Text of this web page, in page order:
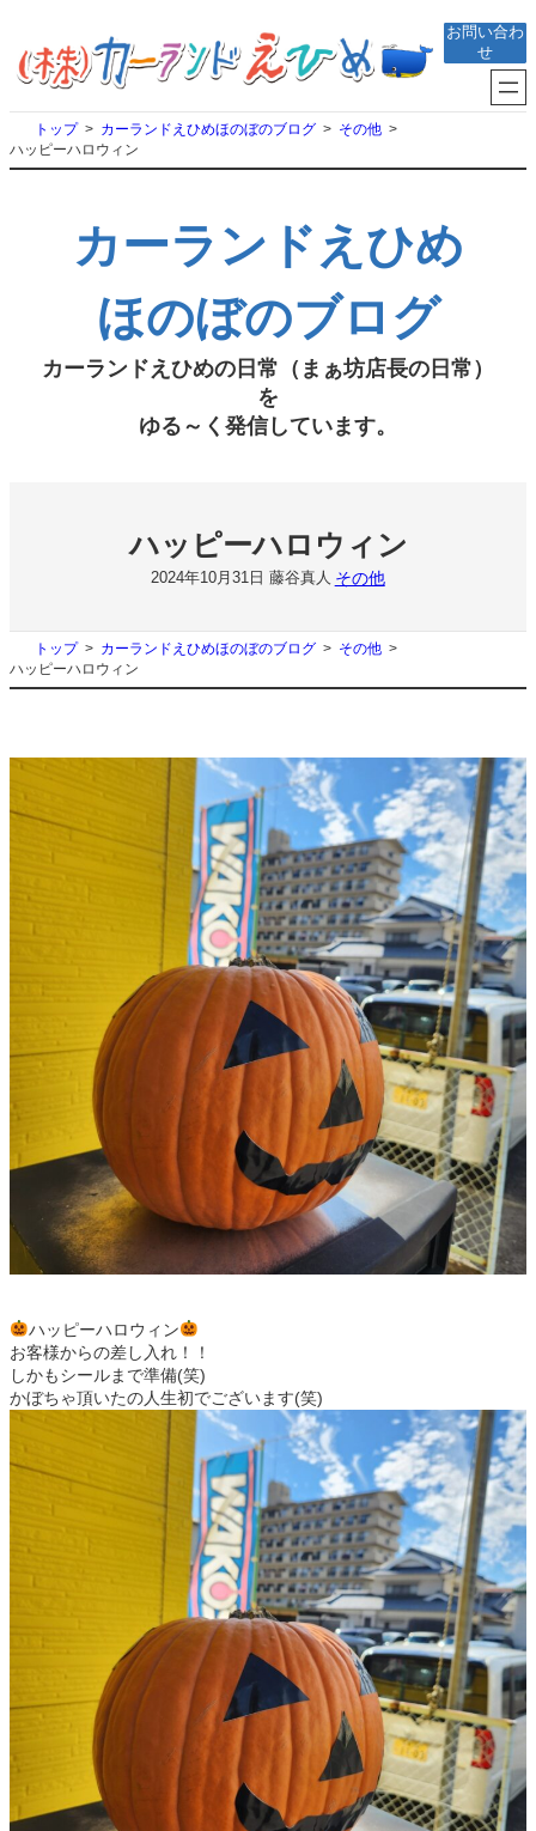
を
ス
キ
プ
お問い合わ
せ
トップ カーランドえひめほのぼのブログ
その他
ハッピーハロウィン
カーランドえひめ
ほのぼのブログ
カーランドえひめの日常（まぁ坊店長の日常）
を
ゆる～く発信しています。
ハッピーハロウィン
2024年10月31日 藤谷真人 その他
トップ カーランドえひめほのぼのブログ
その他
ハッピーハロウィン
ハッピーハロウィン
お客様からの差し入れ！！
しかもシールまで準備(笑)
かぼちゃ頂いたの人生初でございます(笑)